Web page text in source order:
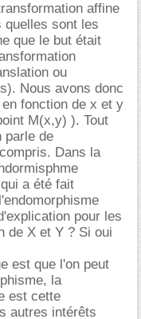
affine
sont les
que le but était
ou
Nous avons donc
fonction de x et y
M(x,y) ). Tout
parle de
Dans la
a été fait
pour les
de X et Y ? Si oui
est que l'on peut
la
est cette
autres intérêts